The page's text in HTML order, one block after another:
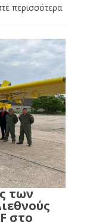
περισσότερα
των
στο